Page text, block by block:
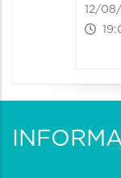
12/